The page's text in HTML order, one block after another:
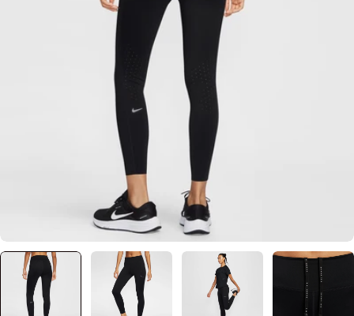
media 0 in modal